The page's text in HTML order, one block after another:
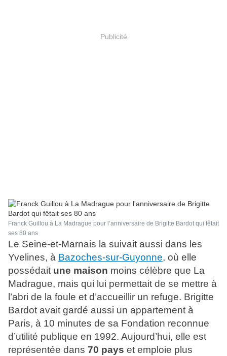
Publicité
Franck Guillou à La Madrague pour l’anniversaire de Brigitte Bardot qui fêtait
ses 80 ans
Le Seine-et-Marnais la suivait aussi dans les
Yvelines, à Bazoches-sur-Guyonne, où elle
possédait une maison moins célèbre que La
Madrague, mais qui lui permettait de se mettre à
l’abri de la foule et d’accueillir un refuge. Brigitte
Bardot avait gardé aussi un appartement à
Paris, à 10 minutes de sa Fondation reconnue
d’utilité publique en 1992. Aujourd’hui, elle est
représentée dans 70 pays et emploie plus